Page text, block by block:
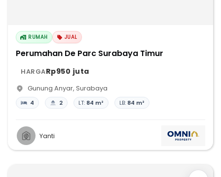
RUMAH JUAL
Perumahan De Parc Surabaya Timur
HARGARp950 juta
Gunung Anyar, Surabaya
4 2 LT: 84 m² LB: 84 m²
Yanti